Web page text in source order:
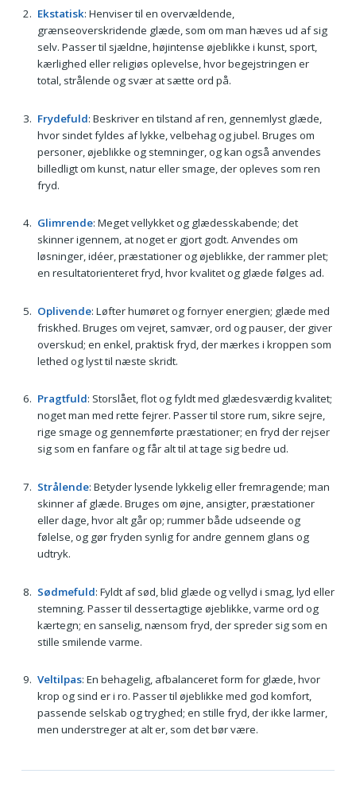
Ekstatisk: Henviser til en overvældende,
grænseoverskridende glæde, som om man hæves ud af sig
selv. Passer til sjældne, højintense øjeblikke i kunst, sport,
kærlighed eller religiøs oplevelse, hvor begejstringen er
total, strålende og svær at sætte ord på.
Frydefuld: Beskriver en tilstand af ren, gennemlyst glæde,
hvor sindet fyldes af lykke, velbehag og jubel. Bruges om
personer, øjeblikke og stemninger, og kan også anvendes
billedligt om kunst, natur eller smage, der opleves som ren
fryd.
Glimrende: Meget vellykket og glædesskabende; det
skinner igennem, at noget er gjort godt. Anvendes om
løsninger, idéer, præstationer og øjeblikke, der rammer plet;
en resultatorienteret fryd, hvor kvalitet og glæde følges ad.
Oplivende: Løfter humøret og fornyer energien; glæde med
friskhed. Bruges om vejret, samvær, ord og pauser, der giver
overskud; en enkel, praktisk fryd, der mærkes i kroppen som
lethed og lyst til næste skridt.
Pragtfuld: Storslået, flot og fyldt med glædesværdig kvalitet;
noget man med rette fejrer. Passer til store rum, sikre sejre,
rige smage og gennemførte præstationer; en fryd der rejser
sig som en fanfare og får alt til at tage sig bedre ud.
Strålende: Betyder lysende lykkelig eller fremragende; man
skinner af glæde. Bruges om øjne, ansigter, præstationer
eller dage, hvor alt går op; rummer både udseende og
følelse, og gør fryden synlig for andre gennem glans og
udtryk.
Sødmefuld: Fyldt af sød, blid glæde og vellyd i smag, lyd eller
stemning. Passer til dessertagtige øjeblikke, varme ord og
kærtegn; en sanselig, nænsom fryd, der spreder sig som en
stille smilende varme.
Veltilpas: En behagelig, afbalanceret form for glæde, hvor
krop og sind er i ro. Passer til øjeblikke med god komfort,
passende selskab og tryghed; en stille fryd, der ikke larmer,
men understreger at alt er, som det bør være.